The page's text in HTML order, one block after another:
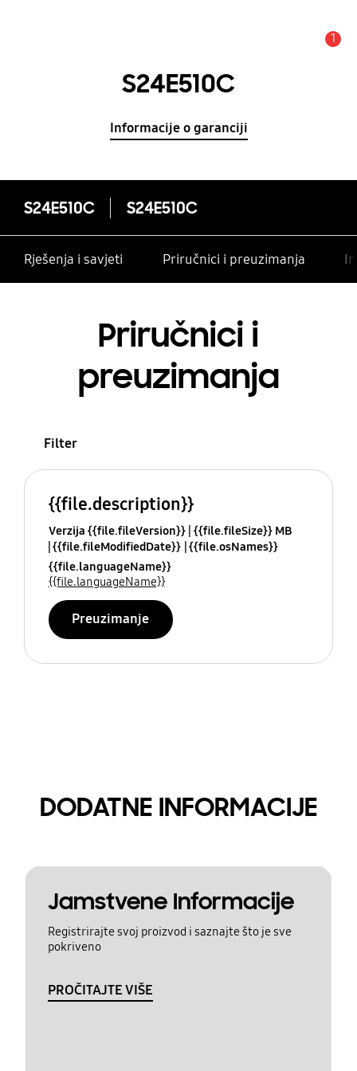
1
S24E510C
Informacije o garanciji
S24E510C S24E510C
Rješenja i savjeti Priručnici i preuzimanja
Priručnici i
preuzimanja
Filter
{{file.description}}
Verzija {{file.fileVersion}} {{file.fileSize}} MB
{{file.fileModifiedDate}} {{file.osNames}}
{{file.languageName}}
{{file.languageName}}
Preuzimanje
DODATNE INFORMACIJE
Jamstvene Informacije
Registrirajte svoj proizvod i saznajte što je sve
pokriveno
PROČITAJTE VIŠE